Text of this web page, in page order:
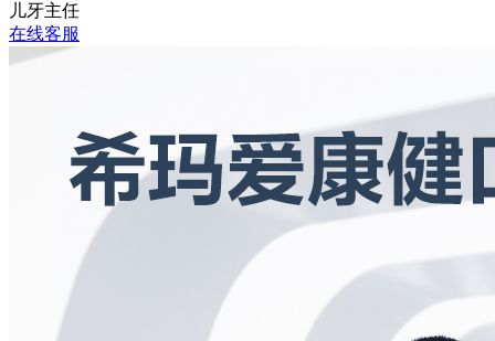
儿牙主任
在线客服